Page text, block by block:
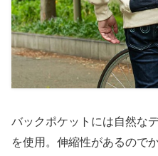
バックポケットには自然な
を使用。伸縮性があるので